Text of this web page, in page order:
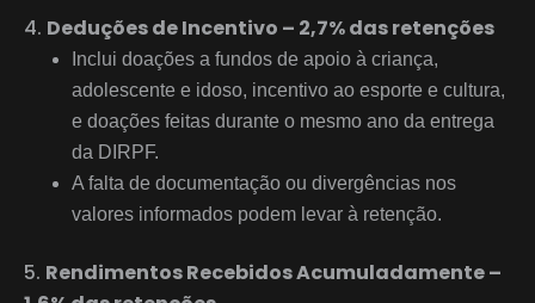
Deduções de Incentivo – 2,7% das retenções
Inclui doações a fundos de apoio à criança,
adolescente e idoso, incentivo ao esporte e cultura,
e doações feitas durante o mesmo ano da entrega
da DIRPF.
A falta de documentação ou divergências nos
valores informados podem levar à retenção.
Rendimentos Recebidos Acumuladamente –